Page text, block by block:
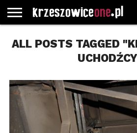
GŁÓWNA
WYBORY
SAMORZĄDOWE
WYBIERZ
KATEGORIE
ROZKŁADY
JAZDY
GREGORCZYK
WATCH
KONTAKT
ALL POSTS TAGGED